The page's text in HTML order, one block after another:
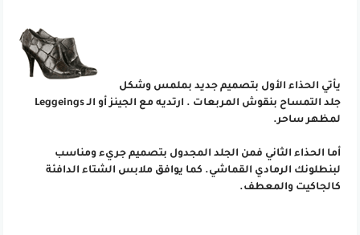
يأتي الحذاء الأول بتصميم جديد بملمس وشكل
جلد التمساح بنقوش المربعات . ارتديه مع الجينز أو الـ Leggeings
لمظهر ساحر.
أما الحذاء الثاني فمن الجلد المجدول بتصميم جريء ومناسب
لبنطلونك الرمادي القماشي. كما يوافق ملابس الشتاء الدافئة
كالجاكيت والمعطف.